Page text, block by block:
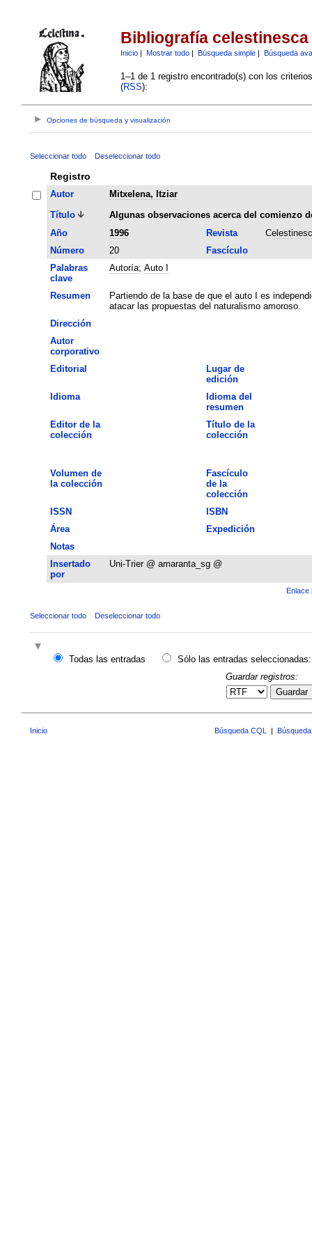
Bibliografía celestinesca
Inicio| Mostrar todo| Búsqueda simple| Búsqueda
1–1 de 1 registro encontrado(s) con los
(RSS):
Opciones de búsqueda y visualización
Seleccionar todo Deseleccionar todo
Registro
Autor
Mitxelena, Itziar
Título
Algunas observaciones acerca del comienzo
Año
1996 Revista
Número
20
Fascículo
Palabras
clave
Autoría; Auto I
Resumen
Partiendo de la base de que el auto I es
atacar las propuestas del naturalismo amoroso.
Dirección
Autor
corporativo
Editorial
Lugar de
edición
Idioma
Idioma del
resumen
Editor de la
colección
Título de la
colección
Volumen de
la colección
Fascículo
de la
colección
ISSN
ISBN
Área
Expedición
Notas
Insertado
por
Uni-Trier @ amaranta_sg @
Enlace
Seleccionar todo Deseleccionar todo
Todas las entradas
Sólo las entradas seleccionadas:
Guardar registros:
Guardar
Inicio Búsqueda CQL